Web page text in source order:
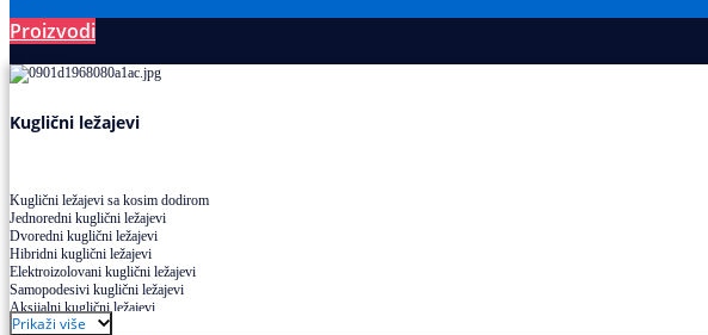
Proizvodi
Kuglični ležajevi
Kuglični ležajevi sa kosim dodirom
Jednoredni kuglični ležajevi
Dvoredni kuglični ležajevi
Hibridni kuglični ležajevi
Elektroizolovani kuglični ležajevi
Samopodesivi kuglični ležajevi
Aksijalni kuglični ležajevi
Kuglični ležajevi od nerđajućeg čelika
Prikaži više